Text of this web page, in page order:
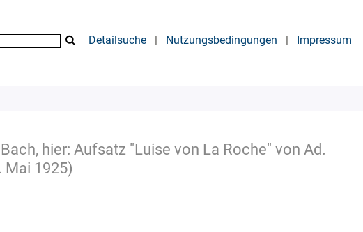
Detailsuche | Nutzungsbedingungen | Impressum
hier: Aufsatz "Luise von La Roche" von Ad.
Mai 1925)